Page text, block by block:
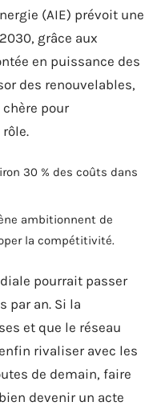
(AIE) prévoit une
grâce aux
en puissance des
des renouvelables,
pour
30 % des coûts dans
ambitionnent de
la compétitivité.
pourrait passer
par an. Si la
et que le réseau
rivaliser avec les
de demain, faire
devenir un acte